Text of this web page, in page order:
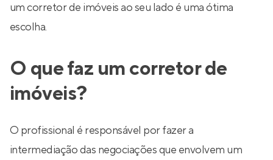
um corretor de imóveis ao seu lado é uma ótima
escolha.
O que faz um corretor de
imóveis?
O profissional é responsável por fazer a
intermediação das negociações que envolvem um